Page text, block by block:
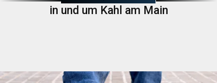
in und um Kahl am Main